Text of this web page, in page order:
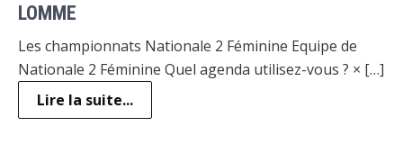
LOMME
Les championnats Nationale 2 Féminine Equipe de
Nationale 2 Féminine Quel agenda utilisez-vous ? × […]
Lire la suite...